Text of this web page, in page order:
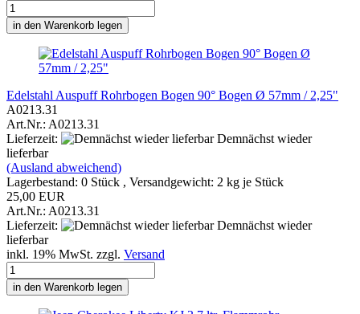
in den Warenkorb legen
Edelstahl Auspuff Rohrbogen Bogen 90° Bogen Ø 57mm / 2,25"
A0213.31
Art.Nr.: A0213.31
Lieferzeit:
Demnächst wieder
lieferbar
(Ausland abweichend)
Lagerbestand: 0 Stück , Versandgewicht: 2 kg je Stück
25,00 EUR
Art.Nr.: A0213.31
Lieferzeit:
Demnächst wieder
lieferbar
inkl. 19% MwSt. zzgl. Versand
in den Warenkorb legen